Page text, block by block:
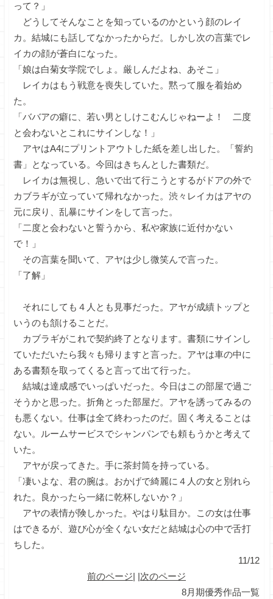
って？」
どうしてそんなことを知っているのかという顔のレイ
カ。結城にも話してなかったからだ。しかし次の言葉でレ
イカの顔が蒼白になった。
「娘は白菊女学院でしょ。厳しんだよね、あそこ」
レイカはもう戦意を喪失していた。黙って服を着始め
た。
「ババアの癖に、若い男としけこむんじゃねーよ！ 二度
と会わないとこれにサインしな！」
アヤはA4にプリントアウトした紙を差し出した。「誓約
書」となっている。今回はきちんとした書類だ。
レイカは無視し、急いで出て行こうとするがドアの外で
カブラギが立っていて帰れなかった。渋々レイカはアヤの
元に戻り、乱暴にサインをして言った。
「二度と会わないと誓うから、私や家族に近付かない
で！」
その言葉を聞いて、アヤは少し微笑んで言った。
「了解」
それにしても４人とも見事だった。アヤが成績トップと
いうのも頷けることだ。
カブラギがこれで契約終了となります。書類にサインし
ていただいたら我々も帰りますと言った。アヤは車の中に
ある書類を取ってくると言って出て行った。
結城は達成感でいっぱいだった。今日はこの部屋で過ご
そうかと思った。折角とった部屋だ。アヤを誘ってみるの
も悪くない。仕事は全て終わったのだ。固く考えることは
ない。ルームサービスでシャンパンでも頼もうかと考えて
いた。
アヤが戻ってきた。手に茶封筒を持っている。
「凄いよな、君の腕は。おかげで綺麗に４人の女と別れら
れた。良かったら一緒に乾杯しないか？」
アヤの表情が険しかった。やはり駄目か。この女は仕事
はできるが、遊び心が全くない女だと結城は心の中で舌打
ちした。
11/12
前のページ| |次のページ
8月期優秀作品一覧